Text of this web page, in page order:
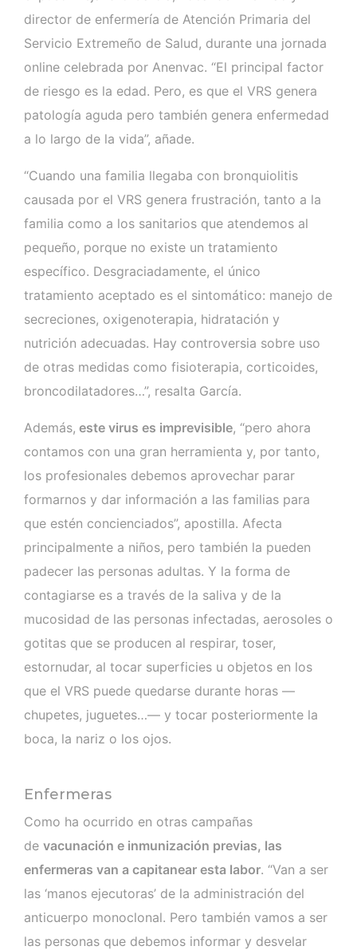
director de enfermería de Atención Primaria del
Servicio Extremeño de Salud, durante una jornada
online celebrada por Anenvac. “El principal factor
de riesgo es la edad. Pero, es que el VRS genera
patología aguda pero también genera enfermedad
a lo largo de la vida”, añade.
“Cuando una familia llegaba con bronquiolitis
causada por el VRS genera frustración, tanto a la
familia como a los sanitarios que atendemos al
pequeño, porque no existe un tratamiento
específico. Desgraciadamente, el único
tratamiento aceptado es el sintomático: manejo de
secreciones, oxigenoterapia, hidratación y
nutrición adecuadas. Hay controversia sobre uso
de otras medidas como fisioterapia, corticoides,
broncodilatadores…”, resalta García.
Además, este virus es imprevisible, “pero ahora
contamos con una gran herramienta y, por tanto,
los profesionales debemos aprovechar parar
formarnos y dar información a las familias para
que estén concienciados”, apostilla. Afecta
principalmente a niños, pero también la pueden
padecer las personas adultas. Y la forma de
contagiarse es a través de la saliva y de la
mucosidad de las personas infectadas, aerosoles o
gotitas que se producen al respirar, toser,
estornudar, al tocar superficies u objetos en los
que el VRS puede quedarse durante horas —
chupetes, juguetes…— y tocar posteriormente la
boca, la nariz o los ojos.
Enfermeras
Como ha ocurrido en otras campañas
de vacunación e inmunización previas, las
enfermeras van a capitanear esta labor. “Van a ser
las ‘manos ejecutoras’ de la administración del
anticuerpo monoclonal. Pero también vamos a ser
las personas que debemos informar y desvelar